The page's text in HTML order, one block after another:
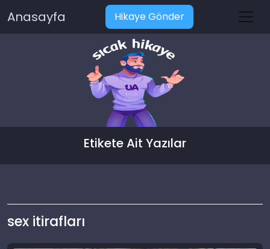
Anasayfa Hikaye Gönder
Etikete Ait Yazılar
sex itirafları